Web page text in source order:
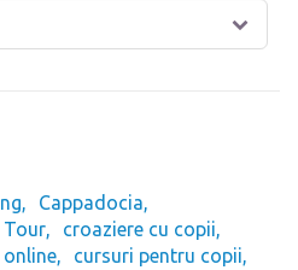
Cappadocia
Tour
croaziere cu copii
cursuri pentru copii